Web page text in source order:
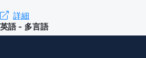
詳細
英語 - 多言語